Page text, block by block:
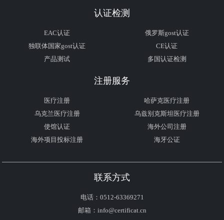
认证检测
EAC认证
俄罗斯gost认证
独联体国家gost认证
CE认证
产品测试
多国认证检测
注册服务
医疗注册
哈萨克医疗注册
乌克兰医疗注册
乌兹别克斯坦医疗注册
使馆认证
海外公司注册
海外项目投标注册
海牙公证
联系方式
电话：0512-63369271
邮箱：info@certificat.cn